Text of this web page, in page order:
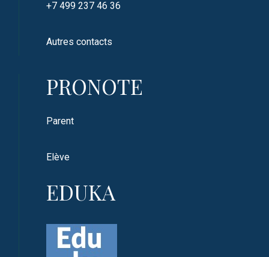
+7 499 237 46 36
Autres contacts
PRONOTE
Parent
Elève
EDUKA